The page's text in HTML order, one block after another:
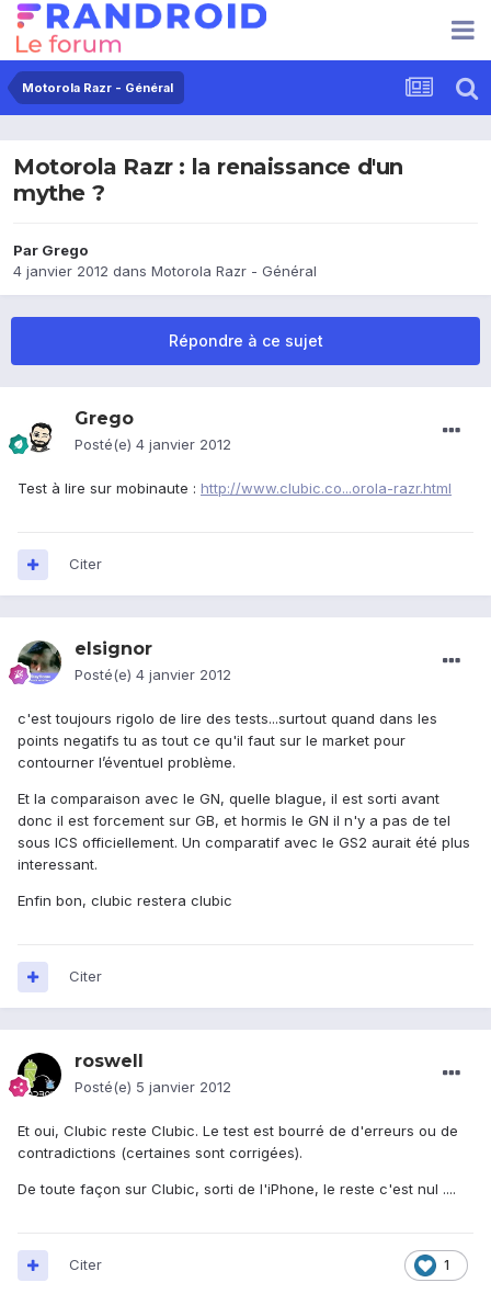
Motorola Razr - Général
Motorola Razr : la renaissance d'un
mythe ?
Par Grego
4 janvier 2012 dans Motorola Razr - Général
Répondre à ce sujet
Grego
Posté(e) 4 janvier 2012
Test à lire sur mobinaute : http://www.clubic.co...orola-razr.html
Citer
elsignor
Posté(e) 4 janvier 2012
c'est toujours rigolo de lire des tests...surtout quand dans les
points negatifs tu as tout ce qu'il faut sur le market pour
contourner l’éventuel problème.
Et la comparaison avec le GN, quelle blague, il est sorti avant
donc il est forcement sur GB, et hormis le GN il n'y a pas de tel
sous ICS officiellement. Un comparatif avec le GS2 aurait été plus
interessant.
Enfin bon, clubic restera clubic
Citer
roswell
Posté(e) 5 janvier 2012
Et oui, Clubic reste Clubic. Le test est bourré de d'erreurs ou de
contradictions (certaines sont corrigées).
De toute façon sur Clubic, sorti de l'iPhone, le reste c'est nul ....
1
Citer